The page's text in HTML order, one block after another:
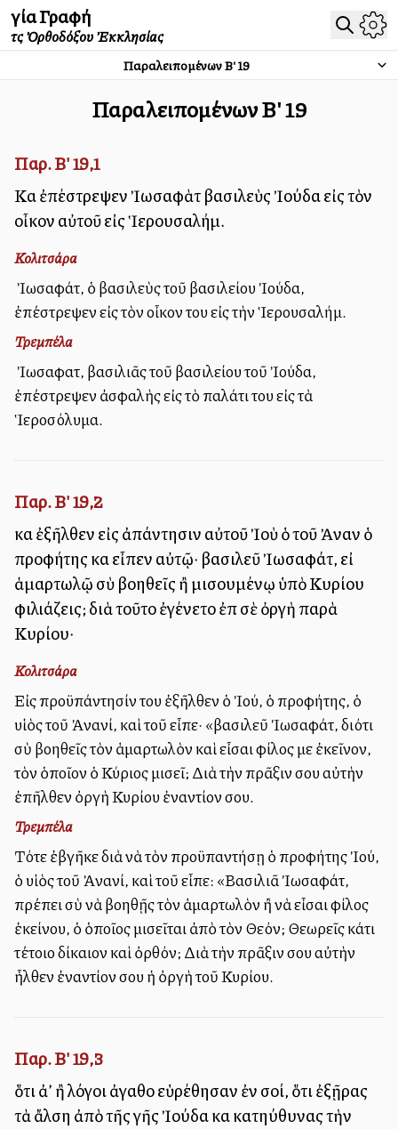
Ἁγία Γραφή
τῆς Ὀρθοδόξου Ἐκκλησίας
Παραλειπομένων Β'19
Παραλειπομένων Β'19
Παρ. Β' 19,1
Καὶ ἐπέστρεψεν Ἰωσαφὰτ βασιλεὺς Ἰούδα εἰς τὸν
οἶκον αὐτοῦ εἰς Ἱερουσαλήμ.
Κολιτσάρα
Ὁ Ἰωσαφάτ, ὁ βασιλεὺς τοῦ βασιλείου Ἰούδα,
ἐπέστρεψεν εἰς τὸν οἶκον του εἰς τὴν Ἱερουσαλήμ.
Τρεμπέλα
Ὁ Ἰωσαφατ, βασιλιᾶς τοῦ βασιλείου τοῦ Ἰούδα,
ἐπέστρεψεν ἀσφαλὴς εἰς τὸ παλάτι του εἰς τὰ
Ἱεροσόλυμα.
Παρ. Β' 19,2
καὶ ἐξῆλθεν εἰς ἀπάντησιν αὐτοῦ Ἰοὺ ὁ τοῦ Ἀνανὶ ὁ
προφήτης καὶ εἶπεν αὐτῷ· βασιλεῦ Ἰωσαφάτ, εἰ
ἁμαρτωλῷ σὺ βοηθεῖς ἢ μισουμένῳ ὑπὸ Κυρίου
φιλιάζεις; διὰ τοῦτο ἐγένετο ἐπὶ σὲ ὀργὴ παρὰ
Κυρίου·
Κολιτσάρα
Εἰς προϋπάντησίν του ἐξῆλθεν ὁ Ἰού, ὁ προφήτης, ὁ
υἱὸς τοῦ Ἀνανί, καὶ τοῦ εἶπε· «βασιλεῦ Ἰωσαφάτ, διότι
σὺ βοηθεῖς τὸν ἁμαρτωλὸν καὶ εἶσαι φίλος με ἐκεῖνον,
τὸν ὁποῖον ὁ Κύριος μισεῖ; Διὰ τὴν πρᾶξιν σου αὐτὴν
ἐπῆλθεν ὀργὴ Κυρίου ἐναντίον σου.
Τρεμπέλα
Τότε ἐβγῆκε διὰ νὰ τὸν προϋπαντήσῃ ὁ προφήτης Ἰού,
ὁ υἱὸς τοῦ Ἀνανί, καὶ τοῦ εἶπε: «Βασιλιᾶ Ἰωσαφάτ,
πρέπει σὺ νὰ βοηθῇς τὸν ἁμαρτωλὸν ἢ νὰ εἶσαι φίλος
ἐκείνου, ὁ ὁποῖος μισεῖται ἀπὸ τὸν Θεόν; Θεωρεῖς κάτι
τέτοιο δίκαιον καὶ ὀρθόν; Διὰ τὴν πρᾶξιν σου αὐτὴν
ἦλθεν ἐναντίον σου ἡ ὀργὴ τοῦ Κυρίου.
Παρ. Β' 19,3
ὅτι ἀλλ’ ἢ λόγοι ἀγαθοὶ εὑρέθησαν ἐν σοί, ὅτι ἐξῇρας
τὰ ἄλση ἀπὸ τῆς γῆς Ἰούδα καὶ κατηύθυνας τὴν